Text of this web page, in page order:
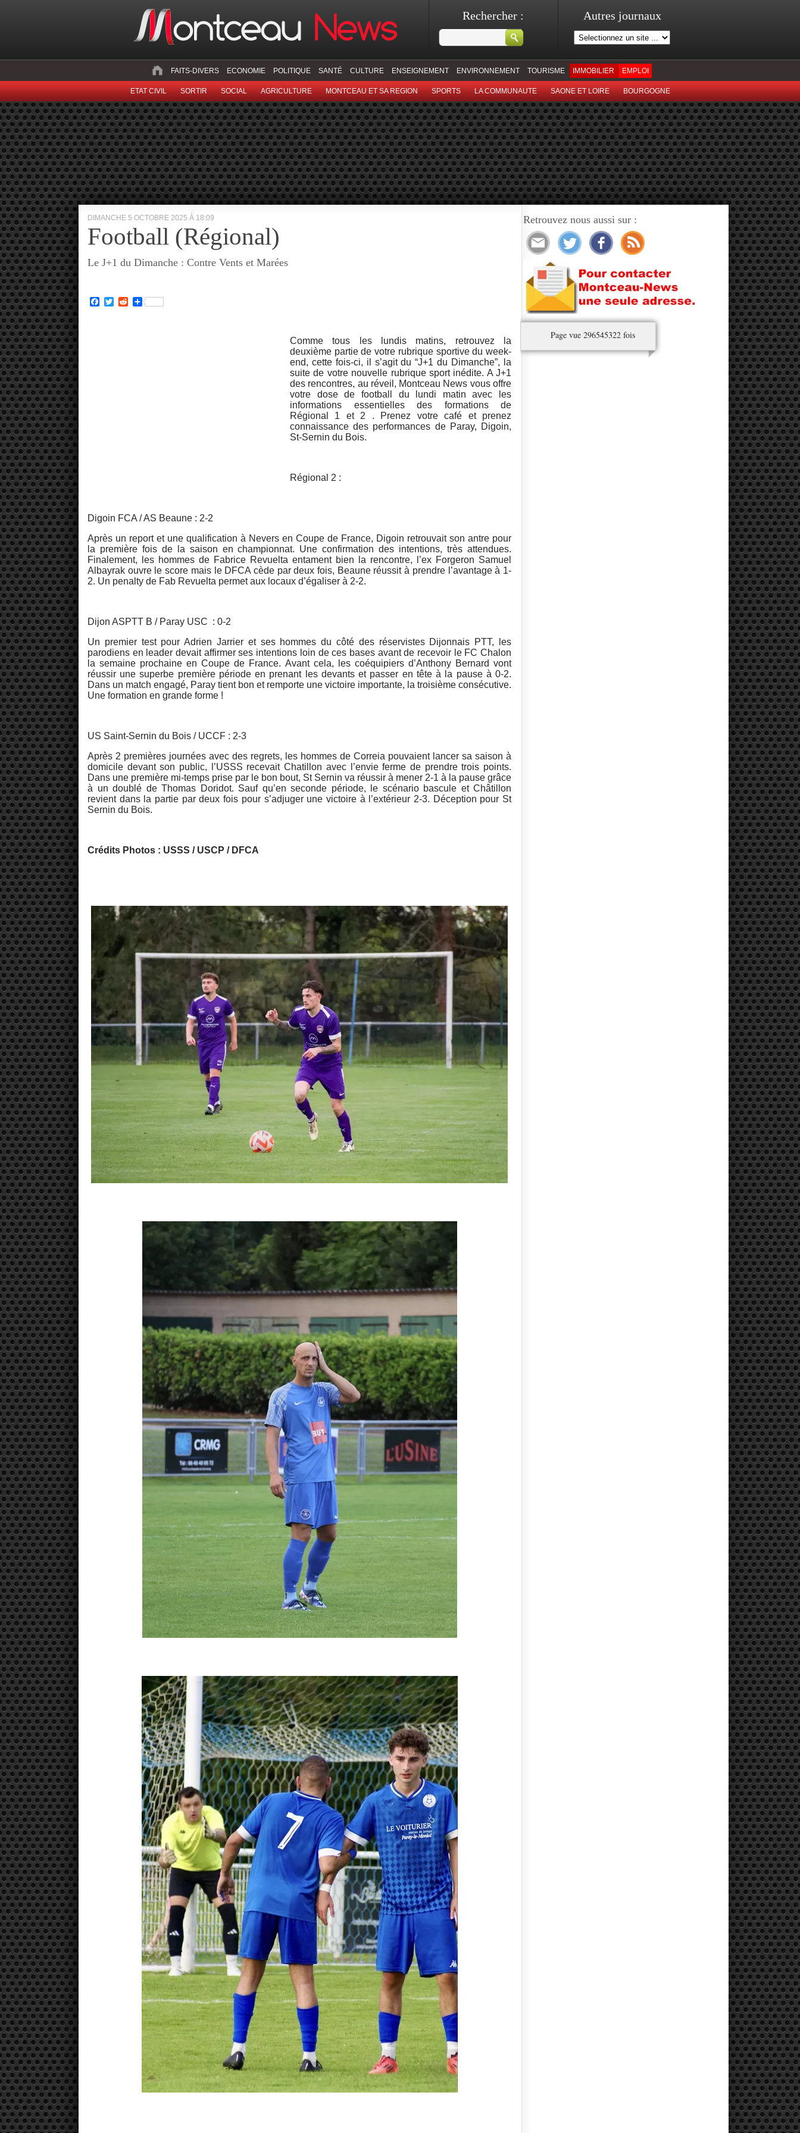
Rechercher : Autres journaux
FAITS-DIVERS ECONOMIE POLITIQUE SANTÉ CULTURE ENSEIGNEMENT ENVIRONNEMENT TOURISME IMMOBILIER EMPLOI
ETAT CIVIL SORTIR SOCIAL AGRICULTURE MONTCEAU ET SA REGION SPORTS LA COMMUNAUTE SAONE ET LOIRE BOURGOGNE
DIMANCHE 5 OCTOBRE 2025 À 18:09
Football (Régional)
Le J+1 du Dimanche : Contre Vents et Marées
Facebook
TwitterRedditPartager
Comme tous les lundis matins, retrouvez la
deuxième partie de votre rubrique sportive du week-
end, cette fois-ci, il s’agit du “J+1 du Dimanche”, la
suite de votre nouvelle rubrique sport inédite. A J+1
des rencontres, au réveil, Montceau News vous offre
votre dose de football du lundi matin avec les
informations essentielles des formations de
Régional 1 et 2 . Prenez votre café et prenez
connaissance des performances de Paray, Digoin,
St-Sernin du Bois.
Régional 2 :
Digoin FCA / AS Beaune : 2-2
Après un report et une qualification à Nevers en Coupe de France, Digoin retrouvait son antre pour
la première fois de la saison en championnat. Une confirmation des intentions, très attendues.
Finalement, les hommes de Fabrice Revuelta entament bien la rencontre, l’ex Forgeron Samuel
Albayrak ouvre le score mais le DFCA cède par deux fois, Beaune réussit à prendre l’avantage à 1-
2. Un penalty de Fab Revuelta permet aux locaux d’égaliser à 2-2.
Dijon ASPTT B / Paray USC : 0-2
Un premier test pour Adrien Jarrier et ses hommes du côté des réservistes Dijonnais PTT, les
parodiens en leader devait affirmer ses intentions loin de ces bases avant de recevoir le FC Chalon
la semaine prochaine en Coupe de France. Avant cela, les coéquipiers d’Anthony Bernard vont
réussir une superbe première période en prenant les devants et passer en tête à la pause à 0-2.
Dans un match engagé, Paray tient bon et remporte une victoire importante, la troisième consécutive.
Une formation en grande forme !
US Saint-Sernin du Bois / UCCF : 2-3
Après 2 premières journées avec des regrets, les hommes de Correia pouvaient lancer sa saison à
domicile devant son public, l’USSS recevait Chatillon avec l’envie ferme de prendre trois points.
Dans une première mi-temps prise par le bon bout, St Sernin va réussir à mener 2-1 à la pause grâce
à un doublé de Thomas Doridot. Sauf qu’en seconde période, le scénario bascule et Châtillon
revient dans la partie par deux fois pour s’adjuger une victoire à l’extérieur 2-3. Déception pour St
Sernin du Bois.
Crédits Photos : USSS / USCP / DFCA
Retrouvez nous aussi sur :
Page vue 296545322 fois